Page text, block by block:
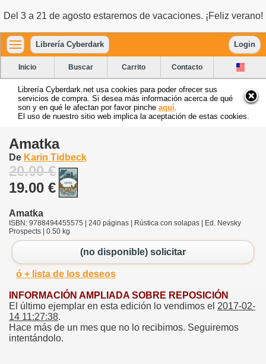
Del 3 a 21 de agosto estaremos de vacaciones. ¡Feliz verano!
Librería Cyberdark Login
Inicio Buscar Carrito Contacto
Librería Cyberdark.net usa cookies para poder ofrecer sus
servicios de compra. Si desea más información acerca de qué
son y en qué le afectan por favor pinche aquí
El uso de nuestro sitio web implica la aceptación de estas cookies.
Amatka
De Karin Tidbeck
20.00 €
19.00 €
Amatka
ISBN: 9788494455575 | 240 páginas | Rústica con solapas | Ed. Nevsky
Prospects | 0.50 kg
(no disponible) solicitar
ó + lista de los deseos
INFORMACIÓN AMPLIADA SOBRE REPOSICIÓN
El último ejemplar en esta edición lo vendimos el 2017-02-
14 11:27:38.
Hace más de un mes que no lo recibimos. Seguiremos
intentándolo.